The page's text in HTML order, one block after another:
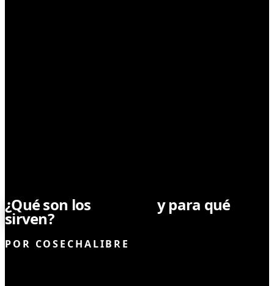
¿Qué son los y para qué
sirven?
POR COSECHALIBRE